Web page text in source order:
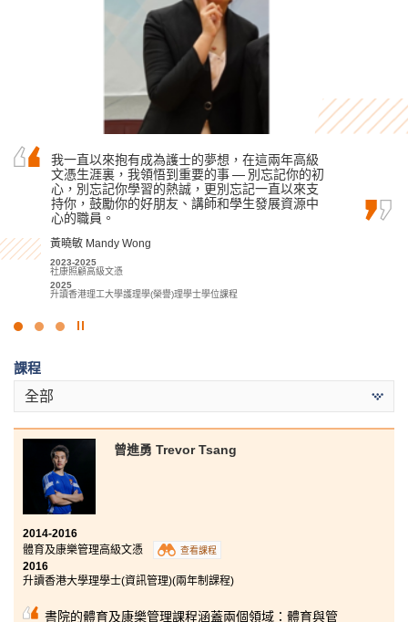
我一直以來抱有成為護士的夢想，在這兩年高級
文憑生涯裏，我領悟到重要的事 — 別忘記你的初
心，別忘記你學習的熱誠，更別忘記一直以來支
持你，鼓勵你的好朋友、講師和學生發展資源中
心的職員。
黃曉敏 Mandy Wong
2023-2025
社康照顧高級文憑
2025
升讀香港理工大學護理學(榮譽)理學士學位課程
書院的課程講師經常傳授他們在復康治療方面的
專業知識，他們的指導是我學習中最好的部分。
當我到醫療機構實習時，透過與資深的醫療專業
人員一同共事，我學懂如何與來自不同社會文化
背景和健康狀況的患者相處。
陳嘉希 Denise Chan
2022-2024
應用健康及康復護理高級文憑
2024
升讀香港理工大學職業治療學 (榮譽) 理學士學位
在書院的幫助和鼓勵下，我對旅遊和酒店業產生
了濃厚的興趣。在書院學到的技能和知識，都將
令我終身受用。
李海欣 Virginia Lee
基礎專上教育文憑課程
旅遊及酒店管理高級文憑
2025
升讀香港理工大學酒店及旅遊管理 (榮譽) 理學士組合課程 (酒店管理)
(高年級入學)
點
燈
片
課程
全部
曾進勇 Trevor Tsang
2014-2016
體育及康樂管理高級文憑
查看課程
2016
升讀香港大學理學士(資訊管理)(兩年制課程)
書院的體育及康樂管理課程涵蓋兩個領域：體育與管